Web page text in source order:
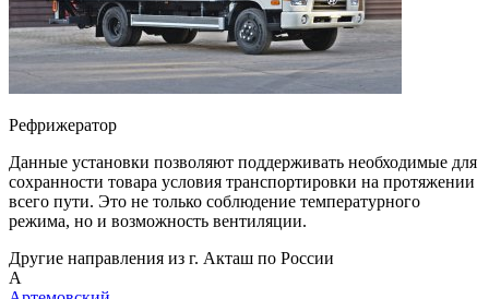
Рефрижератор
Данные установки позволяют поддерживать необходимые для
сохранности товара условия транспортировки на протяжении
всего пути. Это не только соблюдение температурного
режима, но и возможность вентиляции.
Другие направления из г. Акташ по России
А